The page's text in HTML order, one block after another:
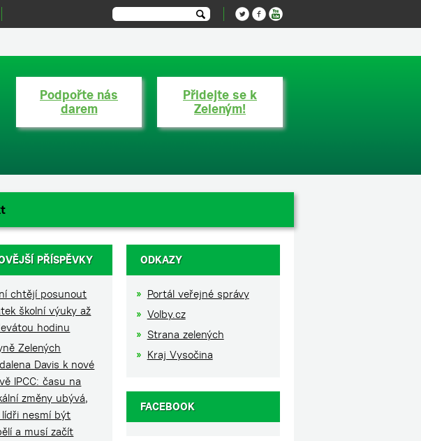
m=s.getElementsByTagName(o)
ga('create', 'UA-52342772-2', 'auto'); ga('send', 'pageview');
Přidejte se k
Zeleným!
Podpořte nás
darem
PŘÍSPĚVKY
chtějí posunout
školní výuky až
hodinu
Zelených
Davis k nové
IPCC: času na
změny ubývá,
lídři nesmí být
a musí začít
ODKAZY
Portál veřejné správy
Volby.cz
Strana zelených
Kraj Vysočina
FACEBOOK